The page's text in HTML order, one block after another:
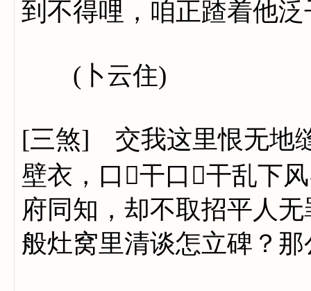
到不得哩，咱正蹅着他
(卜云住)
[三煞] 交我这里恨无地
壁衣，口干口干乱下
府同知，却不取招平人
般灶窝里清谈怎立碑？